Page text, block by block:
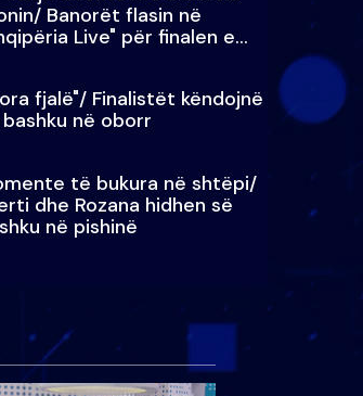
Banorët flasin në
Live" për finalen e
fjalë"/ Finalistët këndojnë
në oborr
të bukura në shtëpi/
dhe Rozana hidhen së
në pishinë